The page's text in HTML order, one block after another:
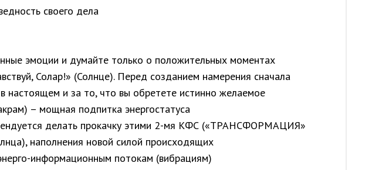
своего дела
эмоции и думайте только о положительных моментах
Солар!» (Солнце). Перед созданием намерения сначала
настоящем и за то, что вы обретете истинно желаемое
– мощная подпитка энергостатуса
делать прокачку этими 2-мя КФС («ТРАНСФОРМАЦИЯ»
наполнения новой силой происходящих
информационным потокам (вибрациям)